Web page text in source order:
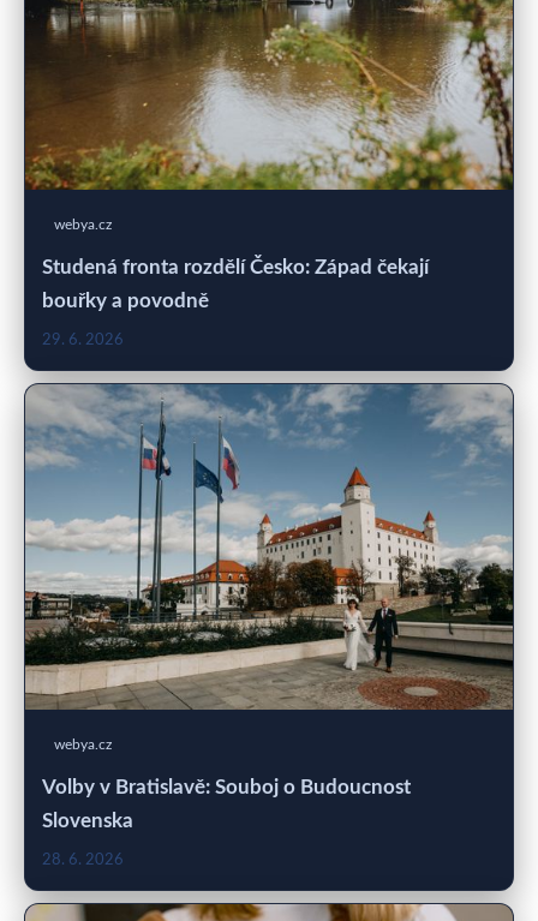
webya.cz
Studená fronta rozdělí Česko: Západ čekají
bouřky a povodně
29. 6. 2026
webya.cz
Volby v Bratislavě: Souboj o Budoucnost
Slovenska
28. 6. 2026